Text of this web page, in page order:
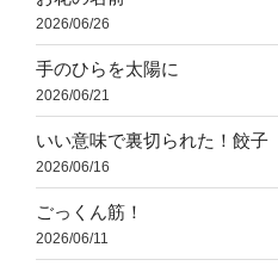
2026/06/26
手のひらを太陽に
2026/06/21
いい意味で裏切られた！餃子
2026/06/16
ごっくん筋！
2026/06/11